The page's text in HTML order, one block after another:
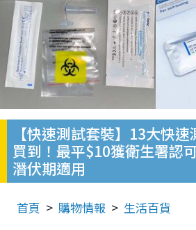
【快速測試套裝】13大快
買到！最平$10獲衛生署認
潛伏期適用
首頁 購物情報 生活百貨